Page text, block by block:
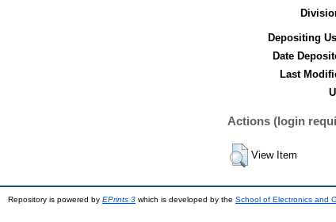
Depositing
Date
Last
Actions (login
View Item
Repository is powered by EPrints 3 which is developed by the School of Electronics and